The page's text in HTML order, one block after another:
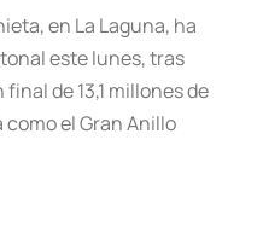
en La Laguna, ha
este lunes, tras
de 13,1 millones de
el Gran Anillo